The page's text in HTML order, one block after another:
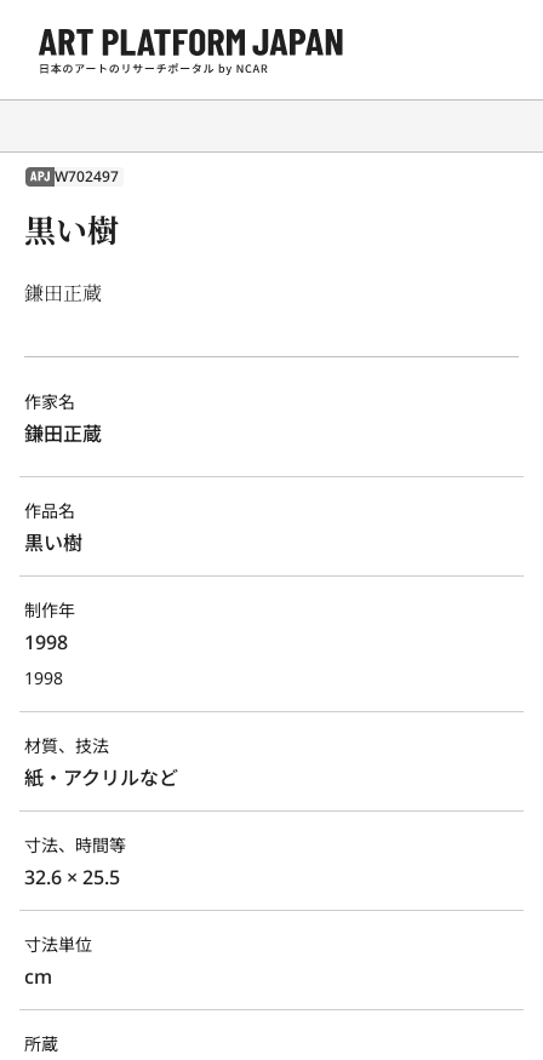
APJ W702497
黒い樹
鎌田正蔵
作家名
鎌田正蔵
作品名
黒い樹
制作年
1998
1998
材質、技法
紙・アクリルなど
寸法、時間等
32.6 × 25.5
寸法単位
cm
所蔵